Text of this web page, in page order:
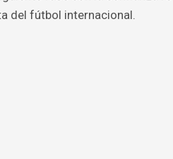
del fútbol internacional.